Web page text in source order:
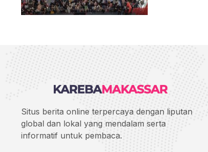
Situs berita online terpercaya dengan liputan
global dan lokal yang mendalam serta
informatif untuk pembaca.